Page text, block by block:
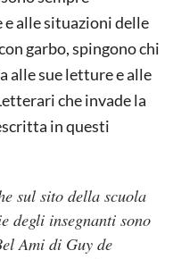
alle situazioni delle
garbo, spingono chi
alle sue letture e alle
che invade la
in questi
sul sito della scuola
degli insegnanti sono
Amidi Guy de